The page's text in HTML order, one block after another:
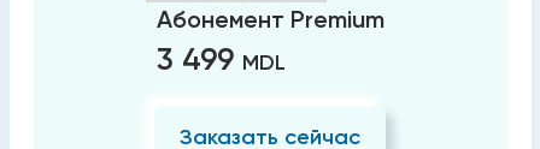
Абонемент Premium
3 499 MDL
Заказать сейчас